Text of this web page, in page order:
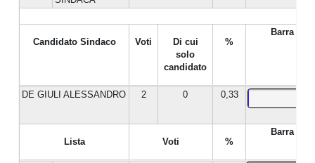
Candidato Sindaco Voti
Di cui
solo
candidato
%
Barra %
DE GIULI ALESSANDRO 2 0 0,33
Lista Voti %
Barra %